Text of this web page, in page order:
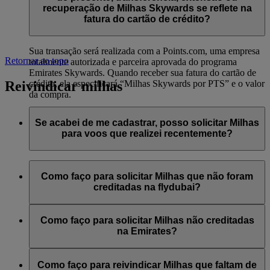
significa que não é possível comprar Milhas Skywards
adicionais para contas Minha família, nem oferecê-las como
recuperação de Milhas Skywards se reflete na
fatura do cartão de crédito?
Sua transação será realizada com a Points.com, uma empresa
totalmente autorizada e parceira aprovada do programa
Emirates Skywards. Quando receber sua fatura do cartão de
crédito, ela especificará “Milhas Skywards por PTS” e o valor
da compra.
Retornar ao topo
Reivindicar milhas
Se acabei de me cadastrar, posso solicitar Milhas
para voos que realizei recentemente?
Emirates, flydubai e Qantas completados até dois meses antes
do cadastro no Emirates Skywards.
No entanto, qualquer outra transação, como voos com outras
companhias aéreas parceiras ou compras de serviços e
produtos de parceiros, feita antes do seu cadastro, não se
Como faço para solicitar Milhas que não foram
creditadas na flydubai?
login e envie um pedido on-line em flydubai.com.
Como faço para solicitar Milhas não creditadas
na Emirates?
o login e envie umpedido on-line. É possível reivindicar
Como faço para reivindicar Milhas que faltam de